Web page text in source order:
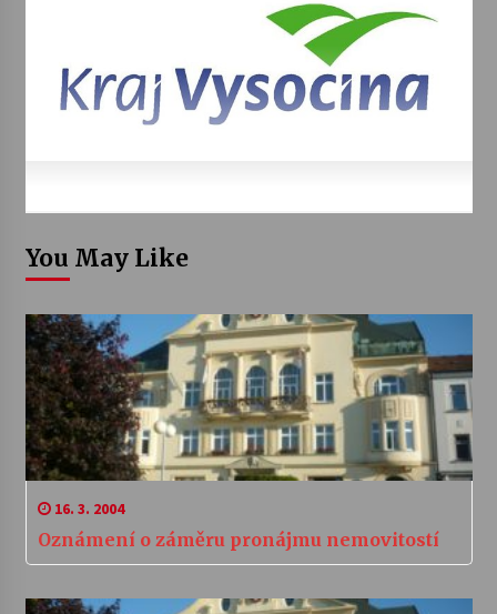
You May Like
16. 3. 2004
Oznámení o záměru pronájmu nemovitostí